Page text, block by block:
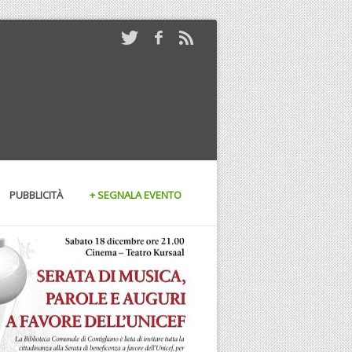
PUBBLICITÀ + SEGNALA EVENTO